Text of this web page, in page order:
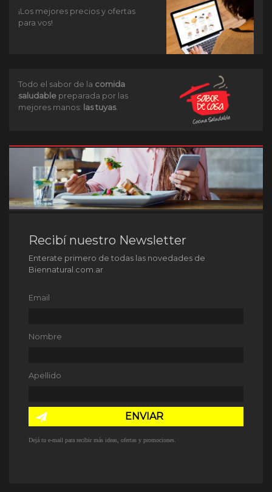
¡Los mejores precios y ofertas
para vos!
Todo el sabor de la comida
saludable preparada por las
mejores manos: las tuyas.
Recibí nuestro Newsletter
Enterate primero de todas las novedades de
Biennatural.com.ar
Email
Nombre
Apellido
ENVIAR
Dejá tu e-mail para recibir más ideas, ofertas y promociones.